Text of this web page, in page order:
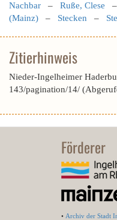
Nachbar – Ruße, Clese
(Mainz) – Stecken –
Zitierhinweis
Nieder-Ingelheimer
143/pagination/14/
Förderer
• Archiv der Stadt